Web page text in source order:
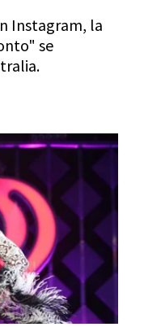
Instagram, la
se